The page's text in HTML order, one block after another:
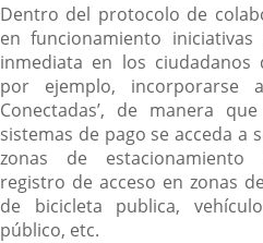
Dentro del protocolo de
en funcionamiento
inmediata en los ciudadanos
por ejemplo, incorporarse
Conectadas’, de manera
sistemas de pago se acceda a
zonas de estacionamiento
registro de acceso en zonas
de bicicleta publica,
público, etc.